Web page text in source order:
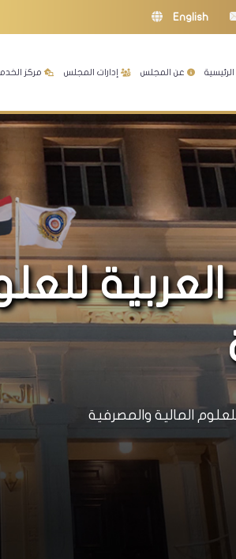
English
الرئيسية عن المجلس إدارات المجلس مركز
المالية والمصرفية